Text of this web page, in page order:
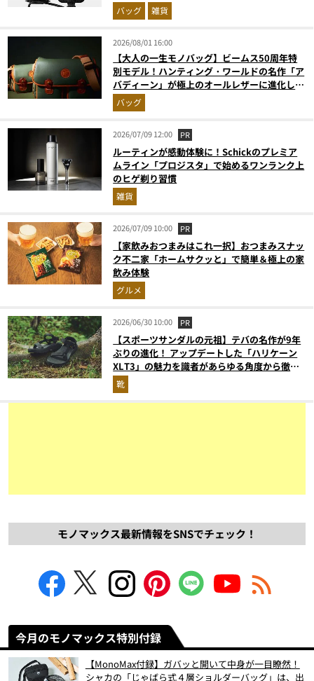
バッグ 雑貨
2026/08/01 16:00
【大人の一生モノバッグ】ビームス50周年特
別モデル！ハンティング・ワールドの名作「ア
バディーン」が極上のオールレザーに進化して
登場
バッグ
2026/07/09 12:00 PR
ルーティンが感動体験に！Schickのプレミア
ムライン「プロジスタ」で始めるワンランク上
のヒゲ剃り習慣
雑貨
2026/07/09 10:00 PR
【家飲みおつまみはこれ一択】おつまみスナッ
ク不二家「ホームサクッと」で簡単＆極上の家
飲み体験
グルメ
2026/06/30 10:00 PR
【スポーツサンダルの元祖】テバの名作が9年
ぶりの進化！ アップデートした「ハリケーン
XLT3」の魅力を識者があらゆる角度から徹底
解説！
靴
モノマックス最新情報をSNSでチェック！
今月のモノマックス特別付録
【MonoMax付録】ガバッと開いて中身が一目瞭然！
シャカの「じゃばら式４層ショルダーバッグ」は、出